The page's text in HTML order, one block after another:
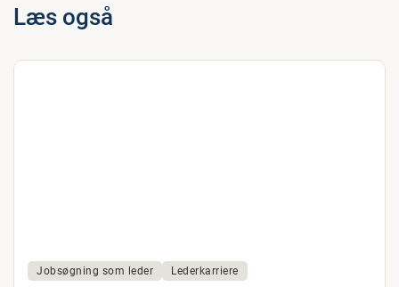
Læs også
Jobsøgning som leder Lederkarriere